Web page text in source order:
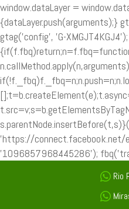
window.dataLayer =
{dataLayer.push(arguments);}
gtag('config', 'G-XMGJT4KGJ4');
'https://connect.facebook.net/
'1096857968445286');
Rio